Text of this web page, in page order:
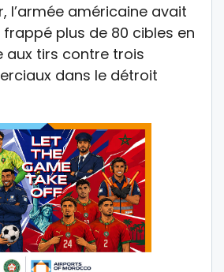
l’armée américaine avait
plus de 80 cibles en
aux tirs contre trois
dans le détroit